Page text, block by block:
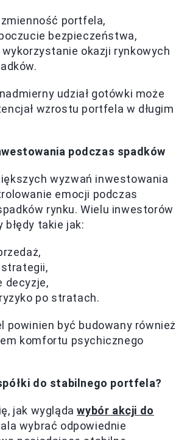
portfela,
bezpieczeństwa,
okazji rynkowych
udział gotówki może
wzrostu portfela w długim
podczas spadków
wyzwań inwestowania
emocji podczas
rynku. Wielu inwestorów
błędy takie jak:
decyzje,
po stratach.
powinien być budowany również
komfortu psychicznego
do stabilnego portfela?
jak wyglądawybór akcji do
wybrać odpowiednie